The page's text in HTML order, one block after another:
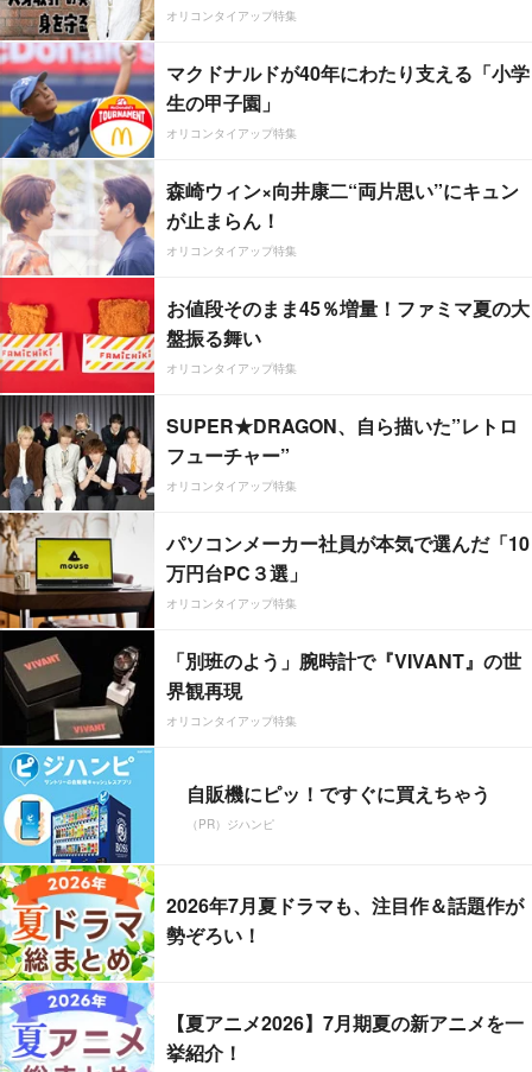
オリコンタイアップ特集
マクドナルドが40年にわたり支える「小学
生の甲子園」
オリコンタイアップ特集
森崎ウィン×向井康二“両片思い”にキュン
が止まらん！
オリコンタイアップ特集
お値段そのまま45％増量！ファミマ夏の大
盤振る舞い
オリコンタイアップ特集
SUPER★DRAGON、自ら描いた”レトロ
フューチャー”
オリコンタイアップ特集
パソコンメーカー社員が本気で選んだ「10
万円台PC３選」
オリコンタイアップ特集
「別班のよう」腕時計で『VIVANT』の世
界観再現
オリコンタイアップ特集
自販機にピッ！ですぐに買えちゃう
（PR）ジハンピ
2026年7月夏ドラマも、注目作＆話題作が
勢ぞろい！
【夏アニメ2026】7月期夏の新アニメを一
挙紹介！